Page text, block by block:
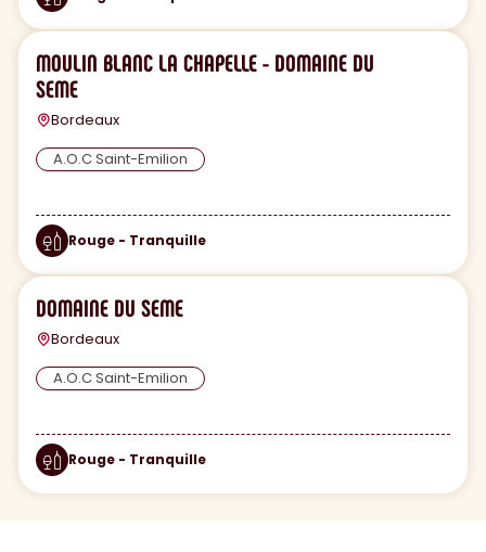
MOULIN BLANC LA CHAPELLE - DOMAINE DU
SEME
Bordeaux
A.O.C Saint-Emilion
Rouge - Tranquille
DOMAINE DU SEME
Bordeaux
A.O.C Saint-Emilion
Rouge - Tranquille